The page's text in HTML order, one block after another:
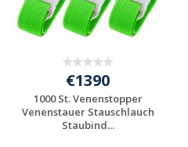
€1390
1000 St. Venenstopper
Venenstauer Stauschlauch
Staubind...